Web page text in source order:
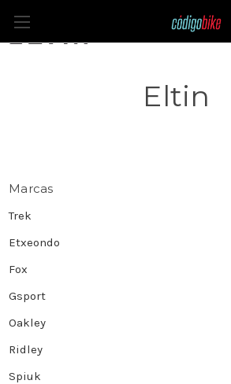
Eltin
Marcas
Trek
Etxeondo
Fox
Gsport
Oakley
Ridley
Spiuk